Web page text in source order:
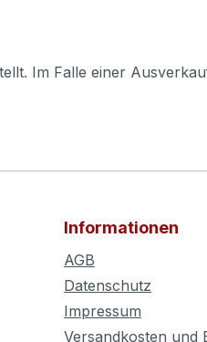
Im Falle einer
Informationen
AGB
Datenschutz
Impressum
Versandkosten und